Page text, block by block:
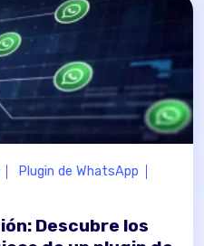
Plugin de WhatsApp
Descubre los